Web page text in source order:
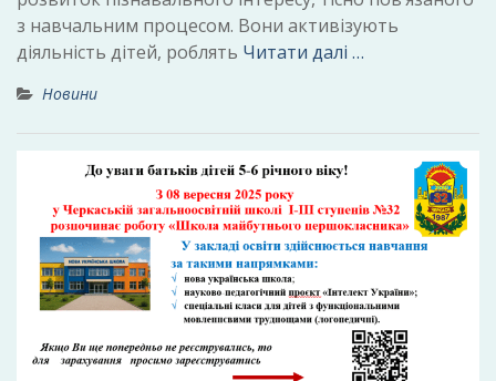
з навчальним процесом. Вони активізують
діяльність дітей, роблять Читати далі …
Новини